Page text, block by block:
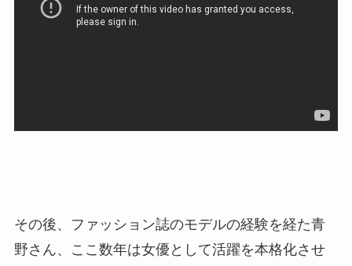
その後、ファッション誌のモデルの経験を経た青
野さん、ここ数年は女優として活躍を本格化させ